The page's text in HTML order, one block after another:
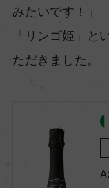
みたいです！」
「リンゴ姫」と
ただきました。